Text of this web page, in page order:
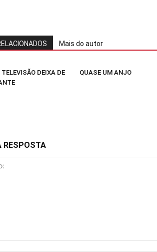
Mais do autor
TELEVISÃO DEIXA DE
QUASE UM ANJO
RESPOSTA